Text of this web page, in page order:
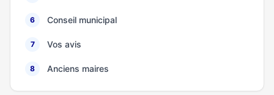
6 Conseil municipal
7 Vos avis
8 Anciens maires